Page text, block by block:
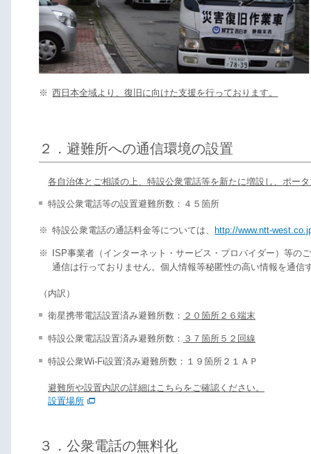
※ 西日本全域より、復旧に向けた支援を行っております。
２．避難所への通信環境の設置
各自治体とご相談の上、特設公衆電話等を新たに増設し、ポー
特設公衆電話等の設置避難所数：４５箇所
※ 特設公衆電話の通話料金等については、 http://www.ntt-
※
ISP事業者（インターネット・サービス・プロバイダー）等の
通信は行っておりません。個人情報等秘匿性の高い情報を通信
（内訳）
衛星携帯電話設置済み避難所数： ２０箇所２６端末
特設公衆電話設置済み避難所数： ３７箇所５２回線
特設公衆Wi-Fi設置済み避難所数：１９箇所２１ＡＰ
避難所や設置内訳の詳細はこちらをご確認ください。
設置場所
３．公衆電話の無料化